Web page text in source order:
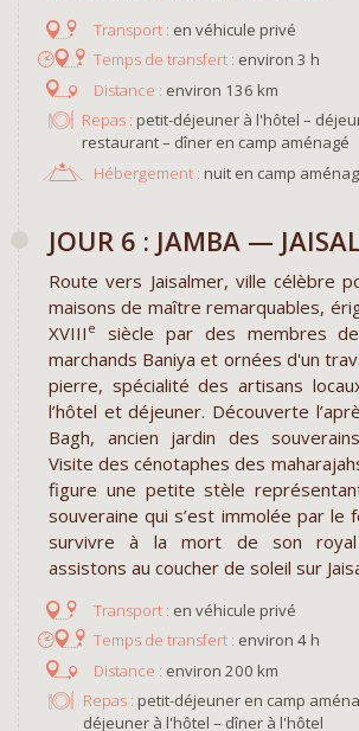
en véhicule privé
environ 3 h
environ 136 km
Repas : petit-déjeuner à l'hôtel –
restaurant – dîner en camp aménagé
Hébergement : nuit en camp
JOUR 6 : JAMBA —
Route vers Jaisalmer, ville célèbre
maisons de maître remarquables,
XVIII e
siècle par des membres
marchands Baniya et ornées d'un
pierre, spécialité des artisans
l’hôtel et déjeuner. Découverte
Bagh, ancien jardin des
Visite des cénotaphes des
figure une petite stèle
souveraine qui s’est immolée par le
survivre à la mort de son royal
assistons au coucher de soleil sur
en véhicule privé
environ 4 h
environ 200 km
Repas : petit-déjeuner en camp
déjeuner à l'hôtel – dîner à l'hôtel